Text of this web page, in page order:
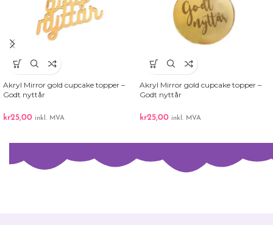
Akryl Mirror gold cupcake topper –
Godt nyttår
kr25,00 inkl. MVA
Akryl Mirror gold cupcake topper –
Godt nyttår
kr25,00 inkl. MVA